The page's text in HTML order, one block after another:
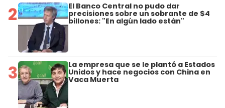
2 El Banco Central no pudo dar
precisiones sobre un sobrante de $4
billones: "En algún lado están"
3 La empresa que se le plantó a Estados
Unidos y hace negocios con China en
Vaca Muerta